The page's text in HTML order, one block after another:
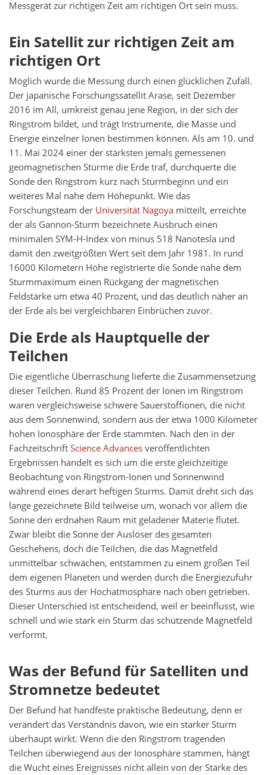
Messgerät zur richtigen Zeit am richtigen Ort sein muss.
Ein Satellit zur richtigen Zeit am
richtigen Ort
Möglich wurde die Messung durch einen glücklichen Zufall.
Der japanische Forschungssatellit Arase, seit Dezember
2016 im All, umkreist genau jene Region, in der sich der
Ringstrom bildet, und trägt Instrumente, die Masse und
Energie einzelner Ionen bestimmen können. Als am 10. und
11. Mai 2024 einer der stärksten jemals gemessenen
geomagnetischen Stürme die Erde traf, durchquerte die
Sonde den Ringstrom kurz nach Sturmbeginn und ein
weiteres Mal nahe dem Höhepunkt. Wie das
Forschungsteam der Universität Nagoya mitteilt, erreichte
der als Gannon-Sturm bezeichnete Ausbruch einen
minimalen SYM-H-Index von minus 518 Nanotesla und
damit den zweitgrößten Wert seit dem Jahr 1981. In rund
16000 Kilometern Höhe registrierte die Sonde nahe dem
Sturmmaximum einen Rückgang der magnetischen
Feldstärke um etwa 40 Prozent, und das deutlich näher an
der Erde als bei vergleichbaren Einbrüchen zuvor.
Die Erde als Hauptquelle der
Teilchen
Die eigentliche Überraschung lieferte die Zusammensetzung
dieser Teilchen. Rund 85 Prozent der Ionen im Ringstrom
waren vergleichsweise schwere Sauerstoffionen, die nicht
aus dem Sonnenwind, sondern aus der etwa 1000 Kilometer
hohen Ionosphäre der Erde stammten. Nach den in der
FachzeitschriftScience Advancesveröffentlichten
Ergebnissen handelt es sich um die erste gleichzeitige
Beobachtung von Ringstrom-Ionen und Sonnenwind
während eines derart heftigen Sturms. Damit dreht sich das
lange gezeichnete Bild teilweise um, wonach vor allem die
Sonne den erdnahen Raum mit geladener Materie flutet.
Zwar bleibt die Sonne der Auslöser des gesamten
Geschehens, doch die Teilchen, die das Magnetfeld
unmittelbar schwächen, entstammen zu einem großen Teil
dem eigenen Planeten und werden durch die Energiezufuhr
des Sturms aus der Hochatmosphäre nach oben getrieben.
Dieser Unterschied ist entscheidend, weil er beeinflusst, wie
schnell und wie stark ein Sturm das schützende Magnetfeld
verformt.
Was der Befund für Satelliten und
Stromnetze bedeutet
Der Befund hat handfeste praktische Bedeutung, denn er
verändert das Verständnis davon, wie ein starker Sturm
überhaupt wirkt. Wenn die den Ringstrom tragenden
Teilchen überwiegend aus der Ionosphäre stammen, hängt
die Wucht eines Ereignisses nicht allein von der Stärke des